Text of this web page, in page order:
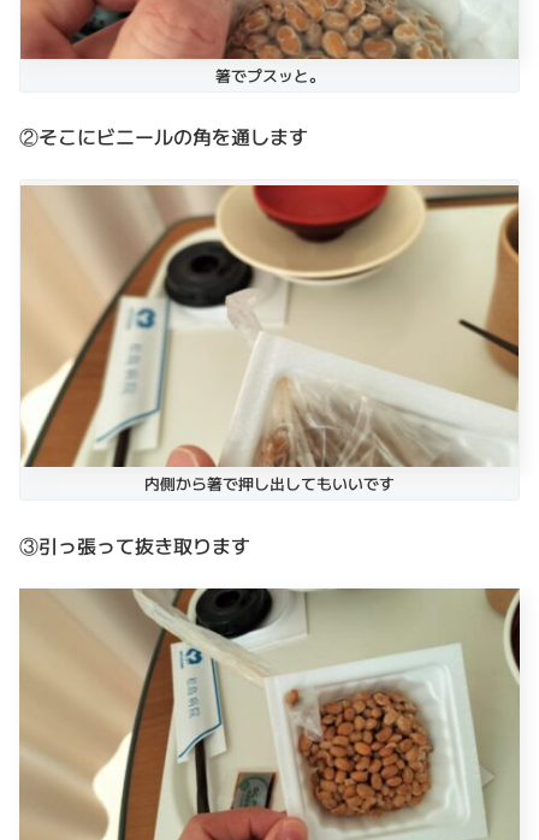
箸でプスッと。
②そこにビニールの角を通します
内側から箸で押し出してもいいです
③引っ張って抜き取ります